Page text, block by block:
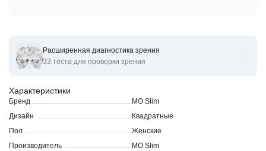
Оправы для очков корригирующих MO Slim 0028I c
Характеристики
Бренд
MO Slim
Дизайн
Квадратные
Пол
Женские
Производитель
MO Slim
Расширенная диагностика зрения
33 теста для проверки зрения